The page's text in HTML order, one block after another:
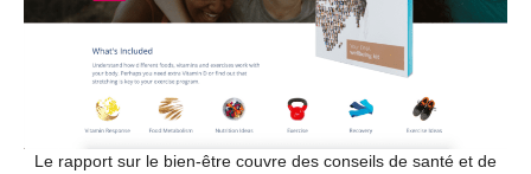
Le rapport sur le bien-être couvre des conseils de santé et de